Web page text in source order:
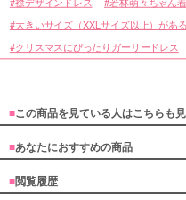
大きいサイズ（XXLサイズ以上）があ
クリスマスにぴったりガーリードレス
■この商品を見ている人はこちらも
■あなたにおすすめの商品
■閲覧履歴